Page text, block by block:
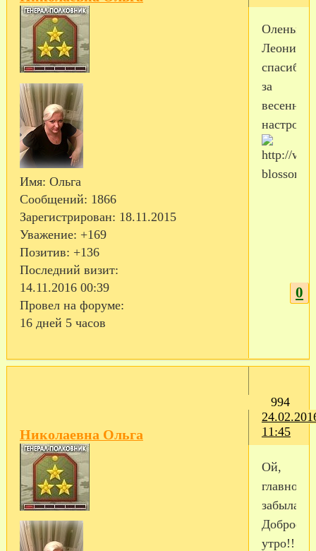
Имя: Ольга
Сообщений: 1866
Зарегистрирован: 18.11.2015
Уважение: +169
Позитив: +136
Последний визит:
14.11.2016 00:39
Провел на форуме:
16 дней 5 часов
Оленька
спасибо
за
весеннее
0
994
11:45
Николаевна Ольга
Ой,
главное
забыла!
Доброе
утро!!!